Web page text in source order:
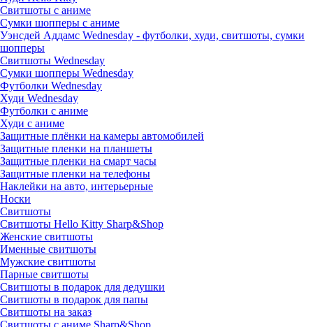
Свитшоты с аниме
Сумки шопперы с аниме
Уэнсдей Аддамс Wednesday - футболки, худи, свитшоты, сумки
шопперы
Свитшоты Wednesday
Сумки шопперы Wednesday
Футболки Wednesday
Худи Wednesday
Футболки с аниме
Худи с аниме
Защитные плёнки на камеры автомобилей
Защитные пленки на планшеты
Защитные пленки на смарт часы
Защитные пленки на телефоны
Наклейки на авто, интерьерные
Носки
Свитшоты
Cвитшоты Hello Kitty Sharp&Shop
Женские свитшоты
Именные свитшоты
Мужские свитшоты
Парные свитшоты
Свитшоты в подарок для дедушки
Свитшоты в подарок для папы
Свитшоты на заказ
Свитшоты с аниме Sharp&Shop